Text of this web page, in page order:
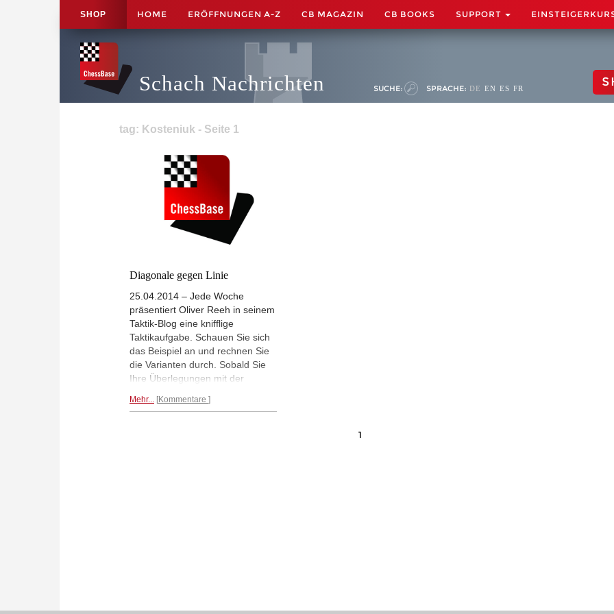
SHOP HOME ERÖFFNUNGEN A-Z CB MAGAZIN CB BOOKS SUPPORT
Schach Nachrichten SUCHE: SPRACHE: DE EN ES FR
tag: Kosteniuk - Seite 1
Diagonale gegen Linie
25.04.2014 – Jede Woche
präsentiert Oliver Reeh in seinem
Taktik-Blog eine knifflige
Taktikaufgabe. Schauen Sie sich
das Beispiel an und rechnen Sie
die Varianten durch. Sobald Sie
Ihre Überlegungen mit der
klicken Sie auf „Lösung“ unter der
Mehr... Kommentare
1